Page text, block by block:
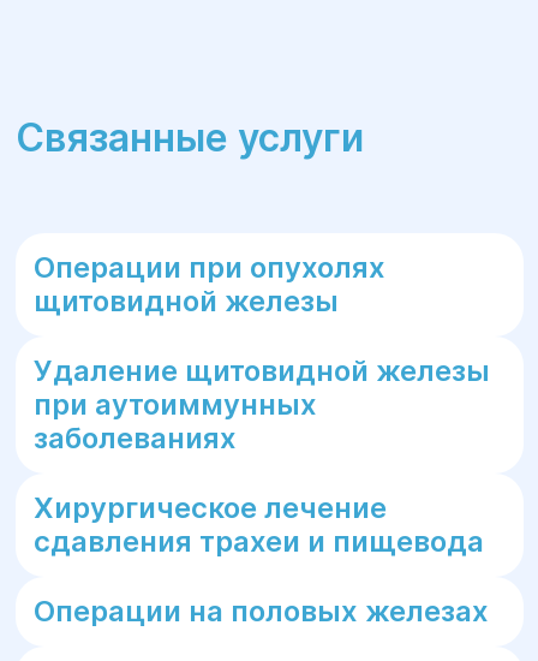
Связанные услуги
Операции при опухолях
щитовидной железы
Удаление щитовидной железы
при аутоиммунных
заболеваниях
Хирургическое лечение
сдавления трахеи и пищевода
Операции на половых железах